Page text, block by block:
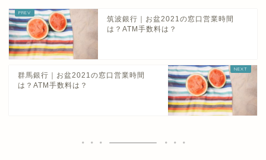
筑波銀行｜お盆2021の窓口営業時間
は？ATM手数料は？
群馬銀行｜お盆2021の窓口営業時間
は？ATM手数料は？